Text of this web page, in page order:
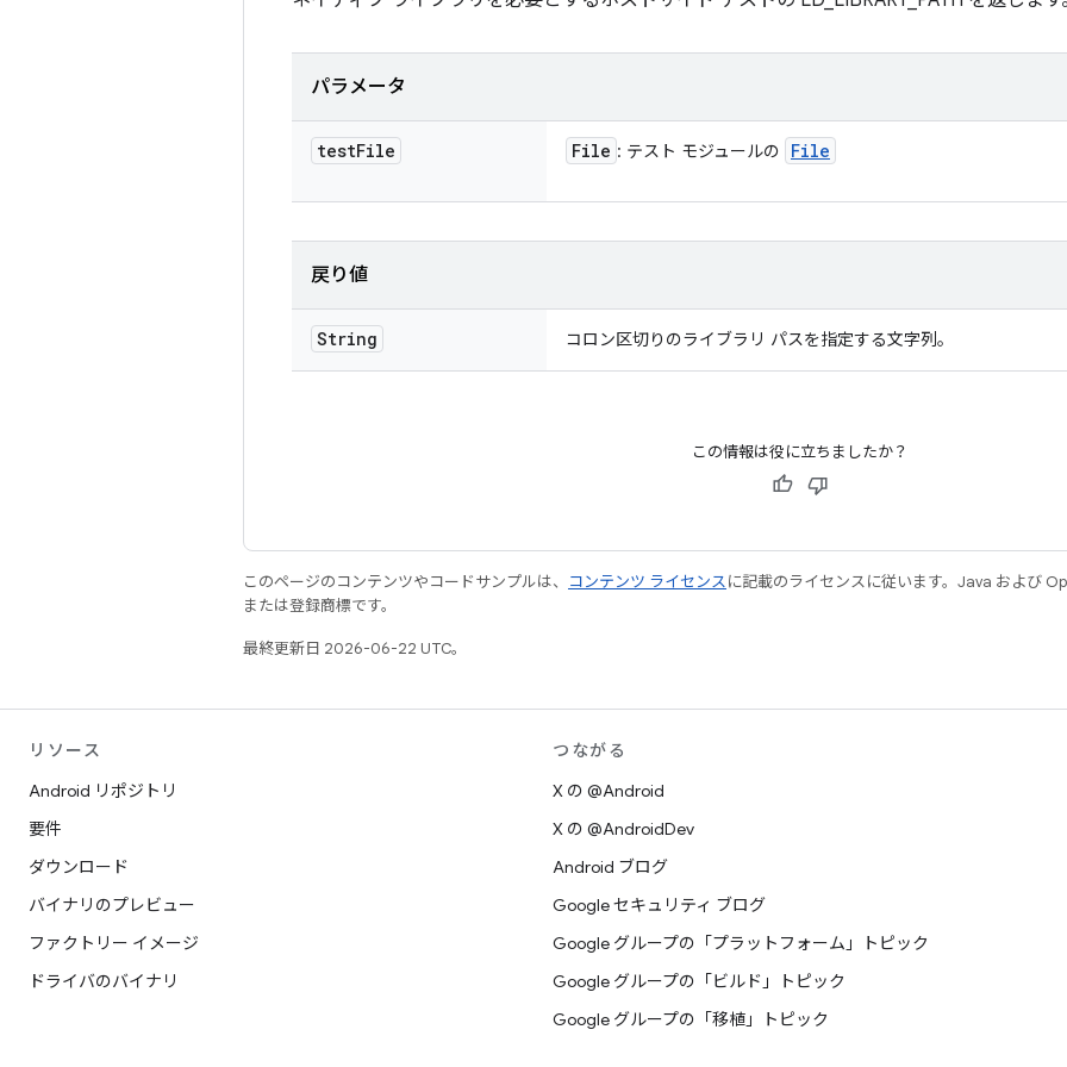
パラメータ
testFile File : テスト モジュールの File
戻り値
String コロン区切りのライブラリ パスを指定する文字列。
この情報は役に立ちましたか？
このページのコンテンツやコードサンプルは、 コンテンツ ライセンスに記載のライセンスに従います。Java および
または登録商標です。
最終更新日 2026-06-22 UTC。
リソース
Android リポジトリ
要件
ダウンロード
バイナリのプレビュー
ファクトリー イメージ
ドライバのバイナリ
つながる
X の @Android
X の @AndroidDev
Android ブログ
Google セキュリティ ブログ
Google グループの「プラットフォーム」トピック
Google グループの「ビルド」トピック
Google グループの「移植」トピック